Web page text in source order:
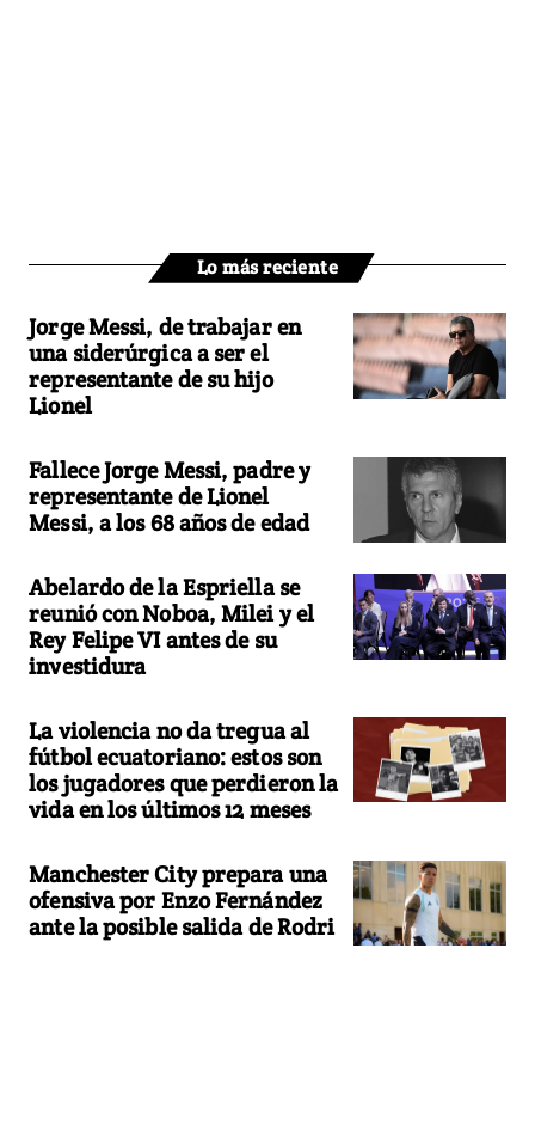
Lo más reciente
Jorge Messi, de trabajar en
una siderúrgica a ser el
representante de su hijo
Lionel
Fallece Jorge Messi, padre y
representante de Lionel
Messi, a los 68 años de edad
Abelardo de la Espriella se
reunió con Noboa, Milei y el
Rey Felipe VI antes de su
investidura
La violencia no da tregua al
fútbol ecuatoriano: estos son
los jugadores que perdieron la
vida en los últimos 12 meses
Manchester City prepara una
ofensiva por Enzo Fernández
ante la posible salida de Rodri